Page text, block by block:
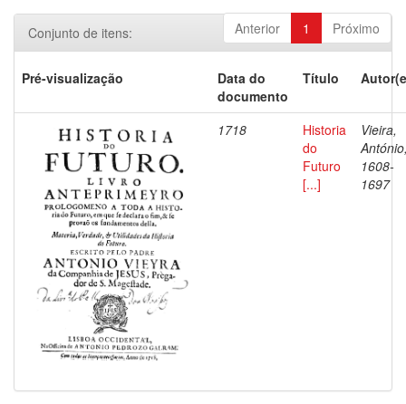
Anterior 1 Próximo
Conjunto de itens:
Pré-visualização
Data do
documento
Título
1718
Historia
do
Futuro
[...]
Vieira,
1608-
1697